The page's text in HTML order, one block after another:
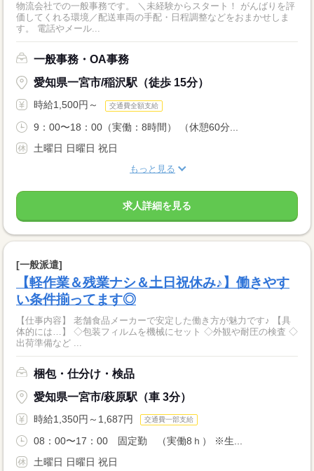
物流会社での一般事務です。 ＼未経験からスタート！ がんばりを評
価してくれる環境／配送車両の手配・日程調整などをおまかせしま
す。 電話やメール...
一般事務・OA事務
愛知県一宮市/稲沢駅（徒歩 15分）
時給1,500円～ 交通費全額支給
9：00〜18：00（実働：8時間） （休憩60分...
土曜日 日曜日 祝日
もっと見る
求人詳細を見る
[一般派遣]
【軽作業＆残業ナシ＆土日祝休み♪】働きやす
い条件揃ってます◎
【仕事内容】 老舗食品メーカーで安定した働き方が魅力です♪ 【具
体的には…】 ◇包装フィルムを機械にセット ◇外観や耐圧の検査 ◇
梱包・仕分け・検品
愛知県一宮市/萩原駅（車 3分）
時給1,350円～1,687円 交通費一部支給
08：00〜17：00 固定勤 （実働8ｈ） ※生...
土曜日 日曜日 祝日